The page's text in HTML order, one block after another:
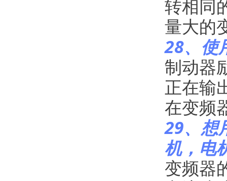
转相同
量大的
28、使
制动器
正在输
在变频
29、想
机，电
变频器